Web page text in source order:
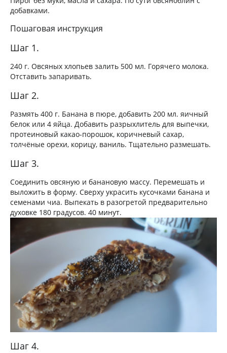
добавками.
Пошаговая инструкция
Шаг 1.
240 г. Овсяных хлопьев залить 500 мл. Горячего молока.
Отставить запаривать.
Шаг 2.
Размять 400 г. Банана в пюре, добавить 200 мл. яичный
белок или 4 яйца. Добавить разрыхлитель для выпечки,
протеиновый какао-порошок, коричневый сахар,
толчёные орехи, корицу, ваниль. Тщательно размешать.
Шаг 3.
Соединить овсяную и банановую массу. Перемешать и
выложить в форму. Сверху украсить кусочками банана и
семенами чиа. Выпекать в разогретой предварительно
духовке 180 градусов. 40 минут.
Шаг 4.